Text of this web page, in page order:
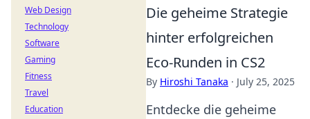
Die geheime Strategie
hinter erfolgreichen
Eco-Runden in CS2
By Hiroshi Tanaka · July 25, 2025
Entdecke die geheime
Web Design
Technology
Software
Gaming
Fitness
Travel
Education